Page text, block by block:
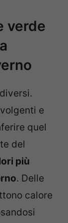
verde
e
quel
del
più
. Delle
calore